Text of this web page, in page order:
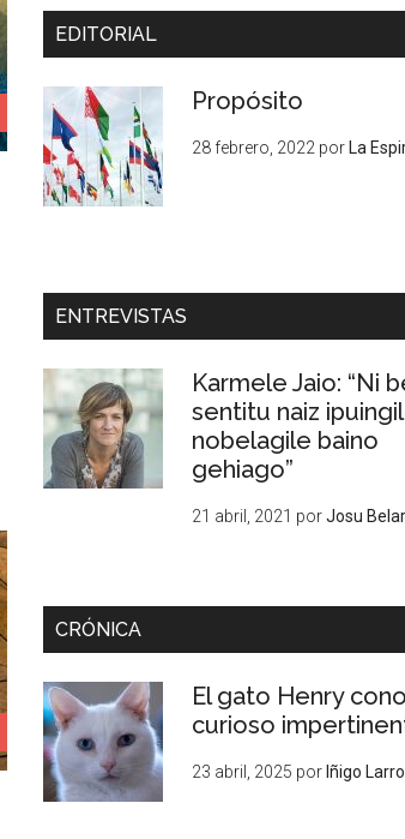
EDITORIAL
Propósito
28 febrero, 2022 por La
ENTREVISTAS
Karmele Jaio: “Ni
sentitu naiz
nobelagile baino
gehiago”
21 abril, 2021 porJosu Belar
CRÓNICA
El gato Henry
curioso
23 abril, 2025 por Iñigo